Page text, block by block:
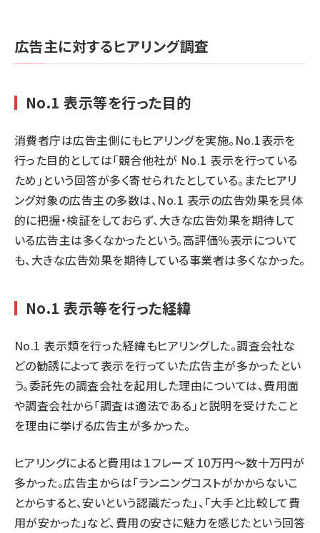
広告主に対するヒアリング調査
No.1 表示等を行った目的
消費者庁は広告主側にもヒアリングを実施。No.1表示を
行った目的としては「競合他社が No.1 表示を行っている
ため」という回答が多く寄せられたとしている。またヒアリ
ング対象の広告主の多数は、No.1 表示の広告効果を具体
的に把握・検証をしておらず、大きな広告効果を期待して
いる広告主は多くなかったという。高評価％表示について
も、大きな広告効果を期待している事業者は多くなかった。
No.1 表示等を行った経緯
No.1 表示類を行った経緯もヒアリングした。調査会社な
どの勧誘によって表示を行っていた広告主が多かったとい
う。委託先の調査会社を起用した理由については、費用面
や調査会社から「調査は適法である」と説明を受けたこと
を理由に挙げる広告主が多かった。
ヒアリングによると費用は１フレーズ 10万円～数十万円が
多かった。広告主からは「ランニングコストがかからないこ
とからすると、安いという認識だった」、「大手と比較して費
用が安かった」など、費用の安さに魅力を感じたという回答